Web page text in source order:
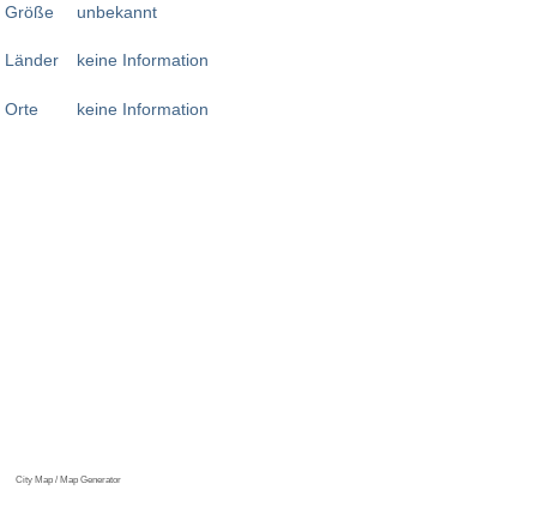
Größe
Länder
Orte
unbekannt
keine Information
keine Information
City Map / Map Generator